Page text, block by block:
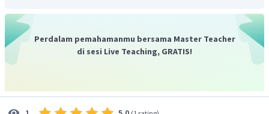
Perdalam pemahamanmu bersama Master Teacher
di sesi Live Teaching, GRATIS!